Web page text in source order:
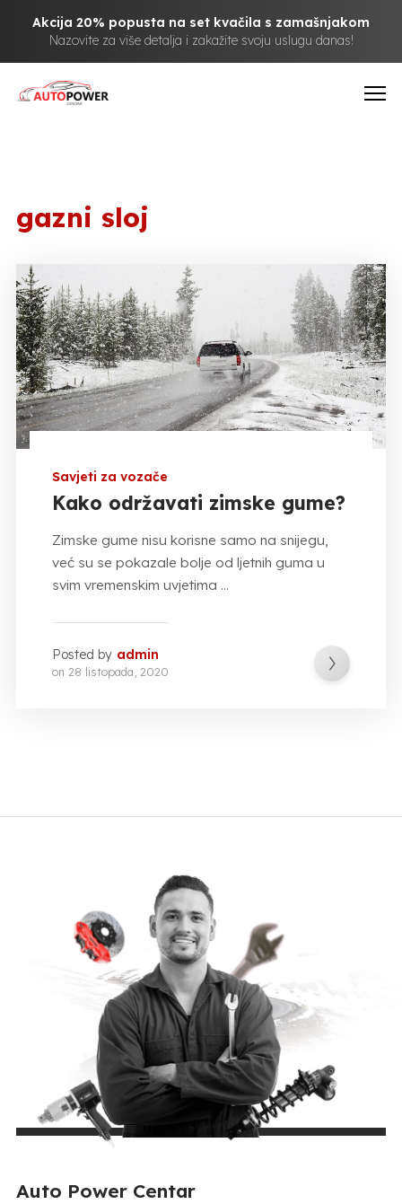
Akcija 20% popusta na set kvačila s zamašnjakom
Nazovite za više detalja i zakažite svoju uslugu danas!
gazni sloj
Savjeti za vozače
Kako održavati zimske gume?
Zimske gume nisu korisne samo na snijegu,
već su se pokazale bolje od ljetnih guma u
svim vremenskim uvjetima ...
Posted by admin
on 28 listopada, 2020
Auto Power Centar